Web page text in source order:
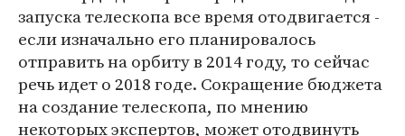
запуска телескопа все время отодвигается -
если изначально его планировалось
отправить на орбиту в 2014 году, то сейчас
речь идет о 2018 годе. Сокращение бюджета
на создание телескопа, по мнению
некоторых экспертов, может отодвинуть